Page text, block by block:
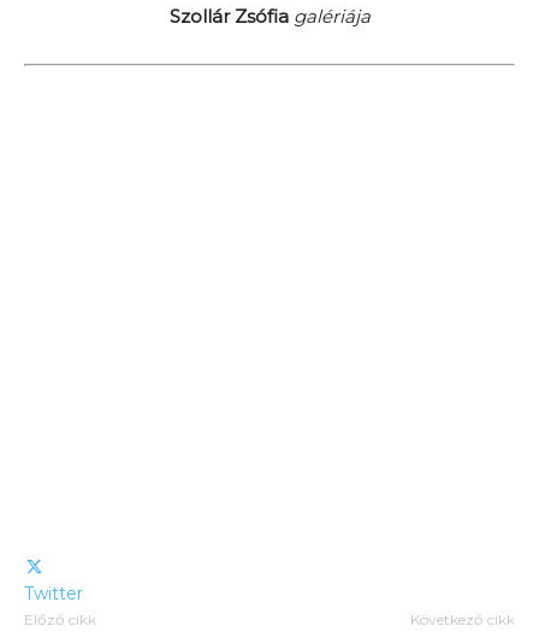
Szollár Zsófia galériája
Twitter
Előző cikk Következő cikk